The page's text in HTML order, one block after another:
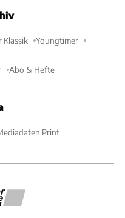
Klassik Youngtimer
Abo & Hefte
Print